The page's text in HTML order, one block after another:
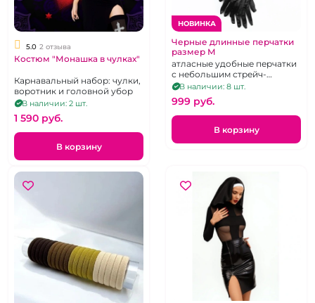
5.0 2 отзыва
Костюм "Монашка в чулках"
Карнавальный набор: чулки,
воротник и головной убор
В наличии: 2 шт.
1 590 pуб.
В корзину
НОВИНКА
Черные длинные перчатки
размер М
атласные удобные перчатки
с небольшим стрейч-
эффектом
В наличии: 8 шт.
999 pуб.
В корзину